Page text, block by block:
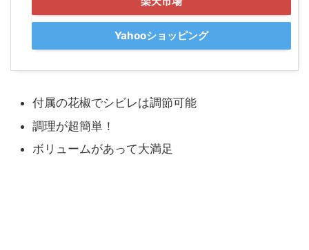
Yahooショッピング
付属の花椒でシビレは調節可能
調理が超簡単！
ボリュームがあって大満足